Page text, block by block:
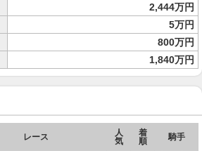
2,444万円
5万円
800万円
1,840万円
レース
人
気
着
順
騎手